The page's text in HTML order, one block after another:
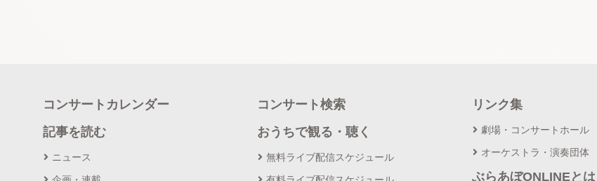
コンサートカレンダー
記事を読む
ニュース
コンサート検索
おうちで観る・聴く
無料ライブ配信スケジュール
リンク集
劇場・コンサートホール
オーケストラ・演奏団体
ぶらあぼONLINEとは